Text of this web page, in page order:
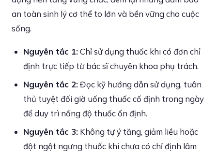
an toàn sinh lý cơ thể to lớn và bền vững cho cuộc
sống.
Nguyên tắc 1:Chỉ sử dụng thuốc khi có đơn chỉ
định trực tiếp từ bác sĩ chuyên khoa phụ trách.
Nguyên tắc 2:Đọc kỹ hướng dẫn sử dụng, tuân
thủ tuyệt đối giờ uống thuốc cố định trong ngày
để duy trì nồng độ thuốc ổn định.
Nguyên tắc 3: Không tự ý tăng, giảm liều hoặc
đột ngột ngưng thuốc khi chưa có chỉ định lâm